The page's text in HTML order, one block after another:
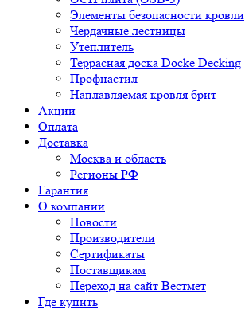
Элементы безопасности кровли
Чердачные лестницы
Утеплитель
Террасная доска Docke Decking
Профнастил
Наплавляемая кровля брит
Акции
Оплата
Доставка
Москва и область
Регионы РФ
Гарантия
О компании
Новости
Производители
Сертификаты
Поставщикам
Переход на сайт Вестмет
Где купить